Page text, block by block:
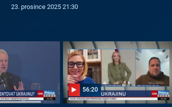
23. prosince 2025 21:30
56:20